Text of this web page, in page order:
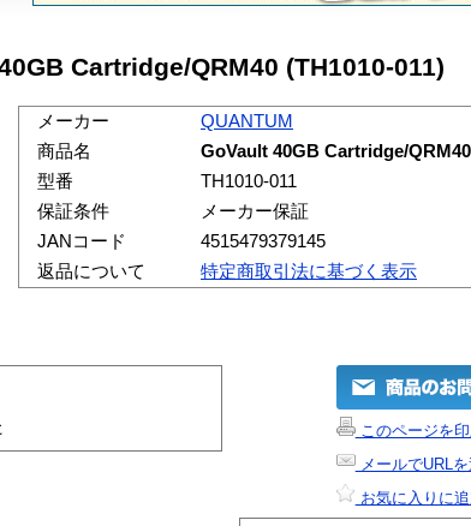
Cartridge/QRM40 (TH1010-011)
メーカー
QUANTUM
商品名
GoVault 40GB Cartridge/QRM40
型番
TH1010-011
保証条件
メーカー保証
JANコード
4515479379145
返品について
特定商取引法に基づく表示
このページを
メールでURLを
お気に入りに